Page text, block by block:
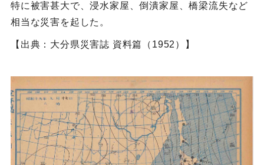
特に被害甚大で、浸水家屋、倒潰家屋、橋梁流失など
相当な災害を起した。
【出典：大分県災害誌 資料篇（1952）】